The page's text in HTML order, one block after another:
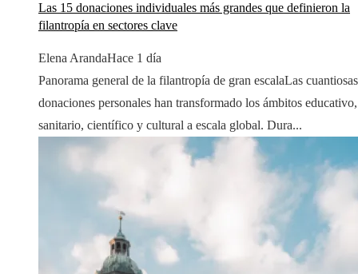
Las 15 donaciones individuales más grandes que definieron la
filantropía en sectores clave
Elena ArandaHace 1 día
Panorama general de la filantropía de gran escalaLas cuantiosas
donaciones personales han transformado los ámbitos educativo,
sanitario, científico y cultural a escala global. Dura...